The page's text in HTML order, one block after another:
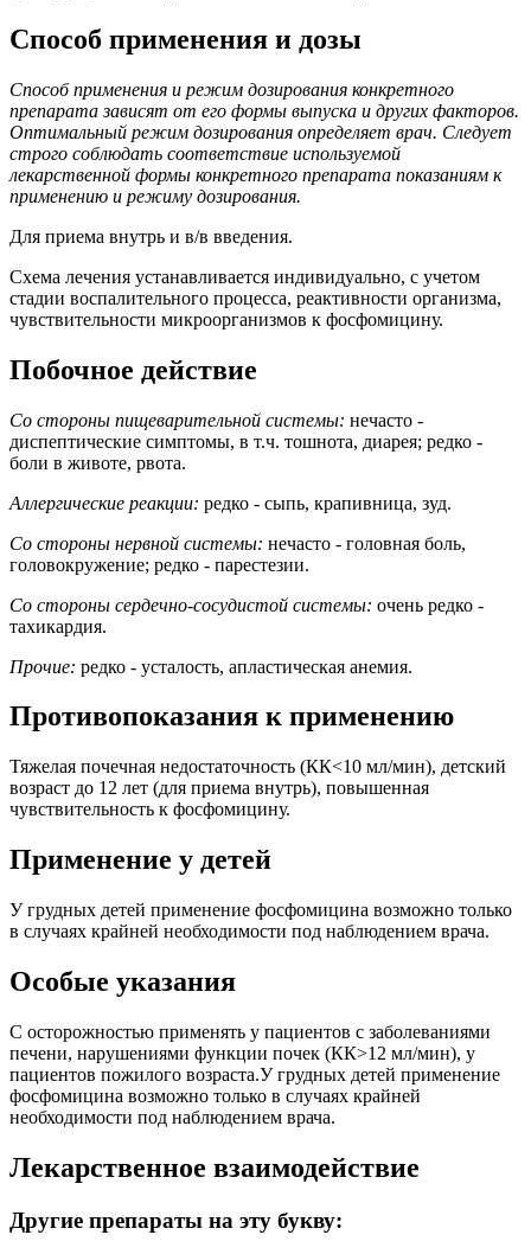
Способ применения и дозы
Способ применения и режим дозирования конкретного
препарата зависят от его формы выпуска и других факторов.
Оптимальный режим дозирования определяет врач. Следует
строго соблюдать соответствие используемой
лекарственной формы конкретного препарата показаниям к
применению и режиму дозирования.
Для приема внутрь и в/в введения.
Схема лечения устанавливается индивидуально, с учетом
стадии воспалительного процесса, реактивности организма,
чувствительности микроорганизмов к фосфомицину.
Побочное действие
Со стороны пищеварительной системы: нечасто -
диспептические симптомы, в т.ч. тошнота, диарея; редко -
боли в животе, рвота.
Аллергические реакции: редко - сыпь, крапивница, зуд.
Со стороны нервной системы: нечасто - головная боль,
головокружение; редко - парестезии.
Со стороны сердечно-сосудистой системы: очень редко -
тахикардия.
Прочие: редко - усталость, апластическая анемия.
Противопоказания к применению
Тяжелая почечная недостаточность (КК<10 мл/мин), детский
возраст до 12 лет (для приема внутрь), повышенная
чувствительность к фосфомицину.
Применение у детей
У грудных детей применение фосфомицина возможно только
в случаях крайней необходимости под наблюдением врача.
Особые указания
С осторожностью применять у пациентов с заболеваниями
печени, нарушениями функции почек (КК>12 мл/мин), у
пациентов пожилого возраста.У грудных детей применение
фосфомицина возможно только в случаях крайней
необходимости под наблюдением врача.
Лекарственное взаимодействие
Другие препараты на эту букву: